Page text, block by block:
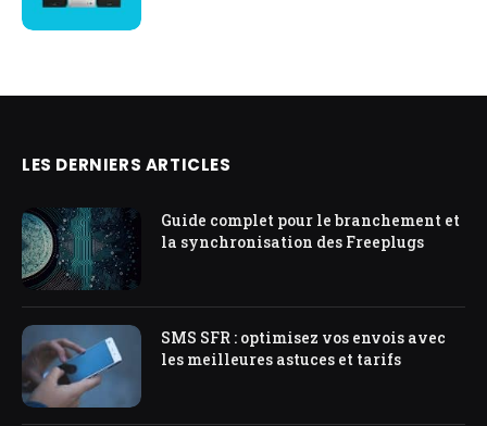
LES DERNIERS ARTICLES
Guide complet pour le branchement et
la synchronisation des Freeplugs
SMS SFR : optimisez vos envois avec
les meilleures astuces et tarifs